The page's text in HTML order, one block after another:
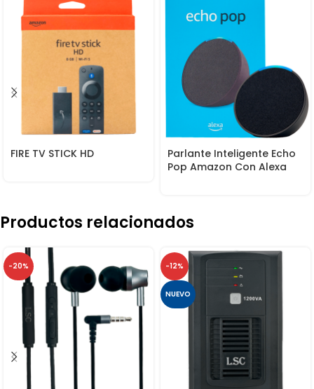
FIRE TV STICK HD
Parlante Inteligente Echo
Pop Amazon Con Alexa
Productos relacionados
-20% -12%
NUEVO